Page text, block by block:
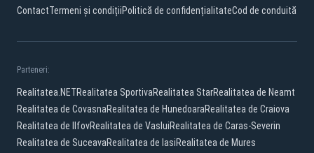
ContactTermeni și condițiiPolitică de confidențialitateCod de conduită
Parteneri:
Realitatea.NETRealitatea SportivaRealitatea StarRealitatea de Neamt
Realitatea de CovasnaRealitatea de HunedoaraRealitatea de Craiova
Realitatea de IlfovRealitatea de VasluiRealitatea de Caras-Severin
Realitatea de SuceavaRealitatea de IasiRealitatea de Mures